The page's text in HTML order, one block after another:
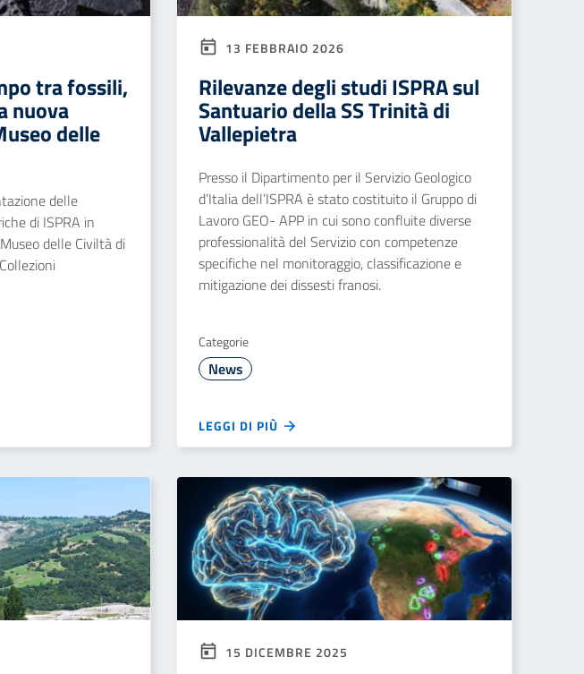
tra fossili,
nuova
delle
delle
di ISPRA in
delle Civiltà di
13 FEBBRAIO 2026
Rilevanze degli studi ISPRA sul
Santuario della SS Trinità di
Vallepietra
Presso il Dipartimento per il Servizio Geologico
d’Italia dell’ISPRA è stato costituito il Gruppo di
Lavoro GEO- APP in cui sono confluite diverse
professionalità del Servizio con competenze
specifiche nel monitoraggio, classificazione e
mitigazione dei dissesti franosi.
Categorie
News
LEGGI DI PIÙ
15 DICEMBRE 2025